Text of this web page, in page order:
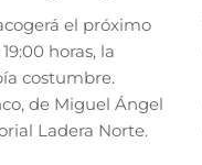
el próximo
horas, la
costumbre.
de Miguel Ángel
Ladera Norte.